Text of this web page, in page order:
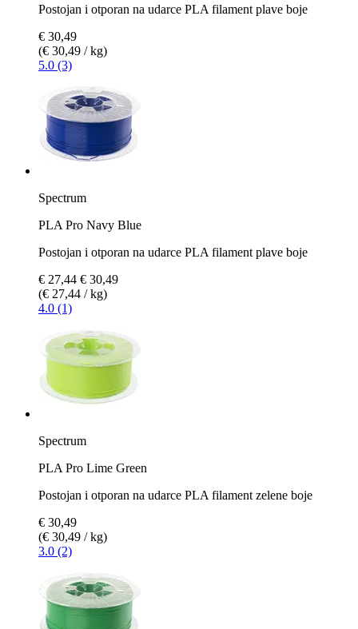
Postojan i otporan na udarce PLA filament plave boje
€ 30,49
(€ 30,49 / kg)
5.0 (3)
Spectrum
PLA Pro Navy Blue
Postojan i otporan na udarce PLA filament plave boje
€ 27,44 € 30,49
(€ 27,44 / kg)
4.0 (1)
Spectrum
PLA Pro Lime Green
Postojan i otporan na udarce PLA filament zelene boje
€ 30,49
(€ 30,49 / kg)
3.0 (2)